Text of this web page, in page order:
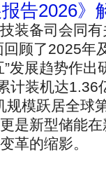
告2026》
装备司会同
顾了2025年
发展趋势作
计装机达1.36
规模跃居全球
是新型储能
革的缩影。